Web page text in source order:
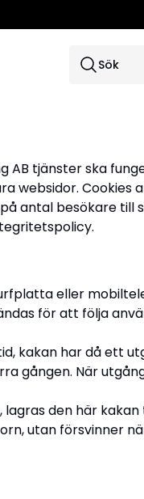
Sök
AB tjänster ska
websidor. Cookies
antal besökare till
eller
för att följa
kakan har då ett
gången. När
lagras den här
utan försvinner